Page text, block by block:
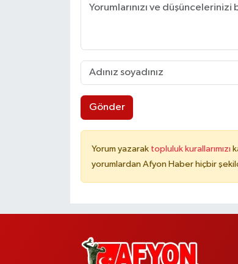
Gönder
Yorum yazarak topluluk kurallarımızı
yorumlardan Afyon Haber hiçbir